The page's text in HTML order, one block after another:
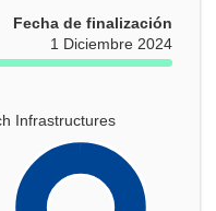
Fecha de finalización
1 Diciembre 2024
Infrastructures